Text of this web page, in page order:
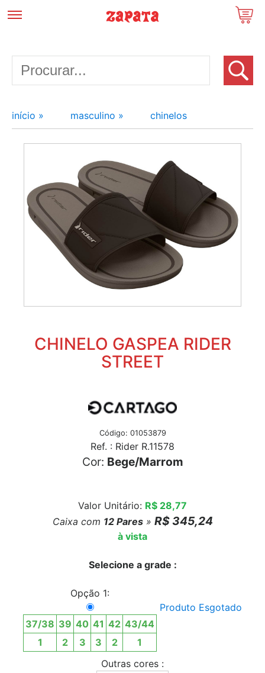
início » masculino » chinelos
CHINELO GASPEA RIDER
STREET
Código: 01053879
Ref. : Rider R.11578
Cor: Bege/Marrom
Valor Unitário: R$ 28,77
Caixa com 12Pares» R$ 345,24
à vista
Selecione a grade :
Opção 1:
37/38 39 40 41 42 43/44
1
2 3 3 2 1
Produto Esgotado
Outras cores :